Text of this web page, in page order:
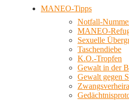
MANEO-Tipps
Notfall-
MANEO-
Sexuelle
Taschendiebe
K.O.-Tropfen
Gewalt in der
Gewalt gegen